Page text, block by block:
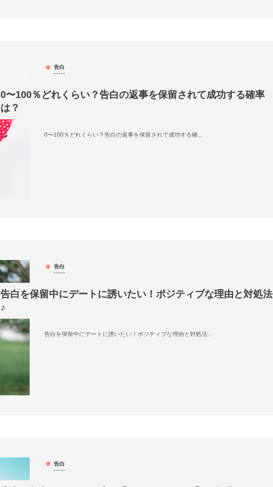
告白
0〜100％どれくらい？告白の返事を保留されて成功する確率
は？
0〜100％どれくらい？告白の返事を保留されて成功する確...
告白
告白を保留中にデートに誘いたい！ポジティブな理由と対処法
♪
告白を保留中にデートに誘いたい！ポジティブな理由と対処法...
告白